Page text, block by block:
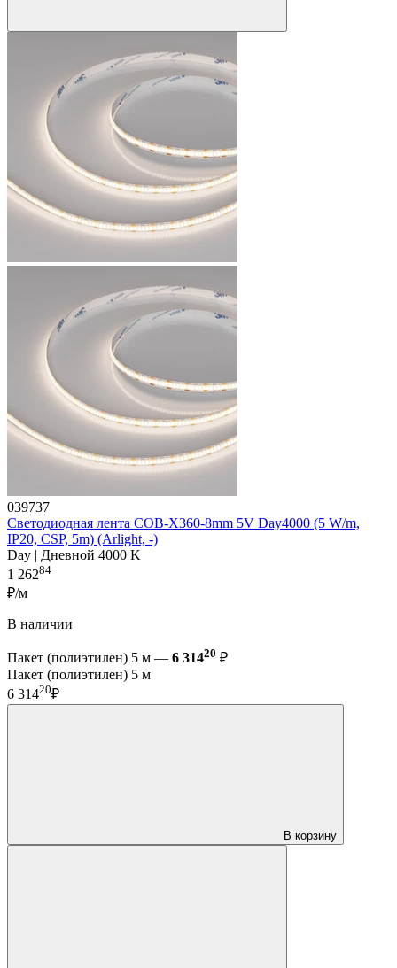
039737
Светодиодная лента COB-X360-8mm 5V Day4000 (5 W/m,
IP20, CSP, 5m) (Arlight, -)
Day | Дневной 4000 K
1 26284
₽/м
В наличии
Пакет (полиэтилен) 5 м — 6 31420 ₽
Пакет (полиэтилен) 5 м
6 31420₽
В корзину